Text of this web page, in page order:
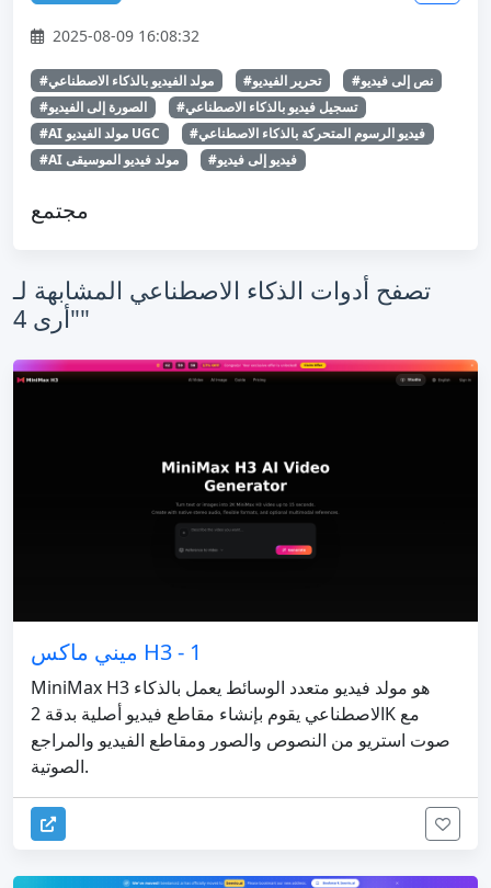
2025-08-09 16:08:32
#مولد الفيديو بالذكاء الاصطناعي #تحرير الفيديو
#نص إلى فيديو
#الصورة إلى الفيديو
#تسجيل فيديو بالذكاء الاصطناعي
#AI مولد الفيديو UGC
#فيديو الرسوم المتحركة بالذكاء الاصطناعي
#AI مولد فيديو الموسيقى
#فيديو إلى فيديو
مجتمع
تصفح أدوات الذكاء الاصطناعي المشابهة لـ
"أرى 4"
ميني ماكس H3 - 1
MiniMax H3 هو مولد فيديو متعدد الوسائط يعمل بالذكاء
الاصطناعي يقوم بإنشاء مقاطع فيديو أصلية بدقة 2K مع
صوت استريو من النصوص والصور ومقاطع الفيديو والمراجع
الصوتية.